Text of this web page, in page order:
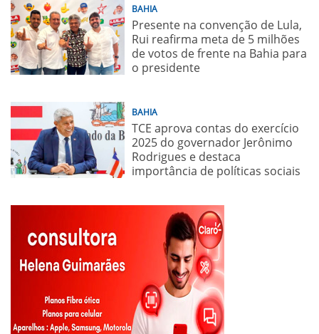
BAHIA
Presente na convenção de Lula,
Rui reafirma meta de 5 milhões
de votos de frente na Bahia para
o presidente
BAHIA
TCE aprova contas do exercício
2025 do governador Jerônimo
Rodrigues e destaca
importância de políticas sociais